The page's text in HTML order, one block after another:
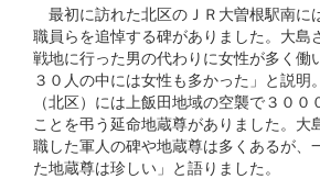
最初に訪れた北区のＪＲ大曽根駅南に
職員らを追悼する碑がありました。大島
戦地に行った男の代わりに女性が多く働
３０人の中には女性も多かった」と説明
（北区）には上飯田地域の空襲で３００
ことを弔う延命地蔵尊がありました。大
職した軍人の碑や地蔵尊は多くあるが、
た地蔵尊は珍しい」と語りました。